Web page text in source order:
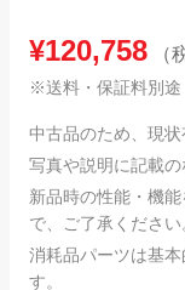
¥120,758 （
※送料・保証料別途
中古品のため、現状
写真や説明に記載の
新品時の性能・機
で、ご了承ください
消耗品パーツは基
す。